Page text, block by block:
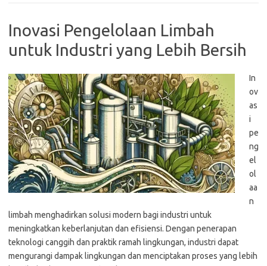
Inovasi Pengelolaan Limbah
untuk Industri yang Lebih Bersih
In
ov
as
i
pe
ng
el
ol
aa
n
limbah menghadirkan solusi modern bagi industri untuk
meningkatkan keberlanjutan dan efisiensi. Dengan penerapan
teknologi canggih dan praktik ramah lingkungan, industri dapat
mengurangi dampak lingkungan dan menciptakan proses yang lebih